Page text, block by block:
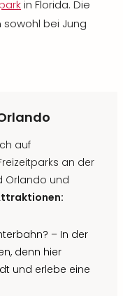
in Florida. Die
bei Jung
auf
an der
Orlando und
– In der
denn hier
und erlebe eine